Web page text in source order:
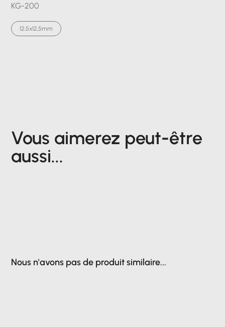
KG-200
12,5x12,5mm
Vous aimerez peut-être
aussi...
Nous n'avons pas de produit similaire...